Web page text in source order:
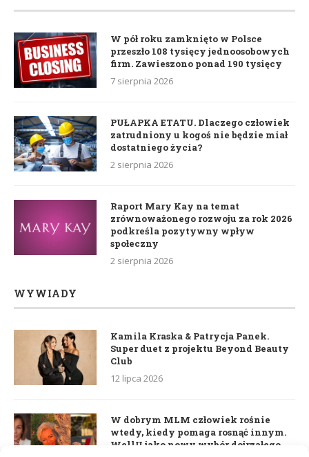
W pół roku zamknięto w Polsce
przeszło 108 tysięcy jednoosobowych
firm. Zawieszono ponad 190 tysięcy
7 sierpnia 2026
PUŁAPKA ETATU. Dlaczego człowiek
zatrudniony u kogoś nie będzie miał
dostatniego życia?
2 sierpnia 2026
Raport Mary Kay na temat
zrównoważonego rozwoju za rok 2026
podkreśla pozytywny wpływ
społeczny
2 sierpnia 2026
WYWIADY
Kamila Kraska & Patrycja Panek.
Super duet z projektu Beyond Beauty
Club
12 lipca 2026
W dobrym MLM człowiek rośnie
wtedy, kiedy pomaga rosnąć innym.
WellU jako nowy wybór dojrzałego